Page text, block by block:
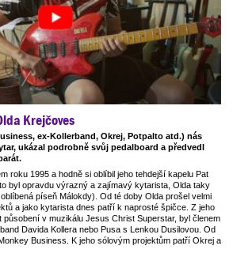
Krejčoves
ex-Kollerband, Okrej, Potpalto atd.) nás
ukázal podrobně svůj pedalboard a předvedl
roku 1995 a hodně si oblíbil jeho tehdejší kapelu Pat
byl opravdu výrazný a zajímavý kytarista, Olda taky
píseň Málokdy). Od té doby Olda prošel velmi
a jako kytarista dnes patří k naprosté špičce. Z jeho
v muzikálu Jesus Christ Superstar, byl členem
Davida Kollera nebo Pusa s Lenkou Dusilovou. Od
Business. K jeho sólovým projektům patří Okrej a